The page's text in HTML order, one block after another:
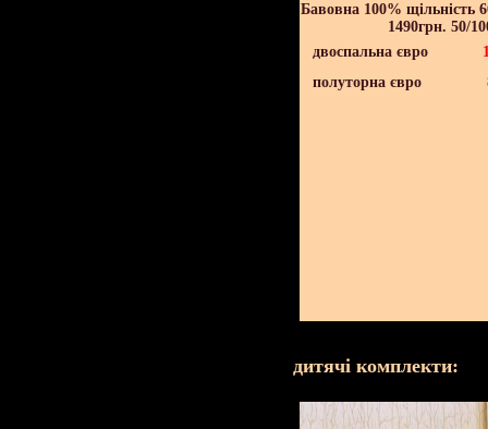
Бавовна 100% щільність
1490грн. 50/
двоспальна євро
полуторна євро
дитячі комплекти: